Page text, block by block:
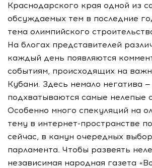
Краснодарского края одной из
обсуждаемых тем в последние
тема олимпийского
На блогах представителей
каждый день появляются
событиям, происходящих на
Кубани. Здесь немало негатива —
подхватываются самые нелепые
Особенно много спекуляций на
тему в интернет-пространстве
сейчас, в канун очередных
парламента. Чтобы развеять
независимая народная газета